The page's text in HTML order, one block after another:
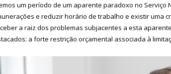
um período de um aparente paradoxo no Serviço
e reduzir horário de trabalho e existir uma
a raiz dos problemas subjacentes a esta
a forte restrição orçamental associada à